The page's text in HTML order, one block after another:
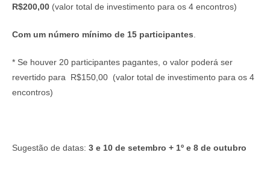
R$200,00 (valor total de investimento para os 4 encontros)
Com um número mínimo de 15 participantes.
* Se houver 20 participantes pagantes, o valor poderá ser
revertido para R$150,00 (valor total de investimento para os 4
encontros)
Sugestão de datas: 3 e 10 de setembro + 1º e 8 de outubro